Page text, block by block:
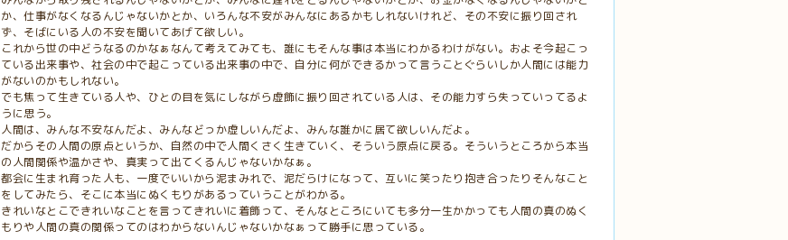
か、仕事がなくなるんじゃないかとか、いろんな不安がみんなにあるかもしれないけれど、その不安に振り回され
ず、そばにいる人の不安を聞いてあげて欲しい。
これから世の中どうなるのかなぁなんて考えてみても、誰にもそんな事は本当にわかるわけがない。およそ今起こっ
ている出来事や、社会の中で起こっている出来事の中で、自分に何ができるかって言うことぐらいしか人間には能力
がないのかもしれない。
でも焦って生きている人や、ひとの目を気にしながら虚飾に振り回されている人は、その能力すら失っていってるよ
うに思う。
人間は、みんな不安なんだよ、みんなどっか虚しいんだよ、みんな誰かに居て欲しいんだよ。
だからその人間の原点というか、自然の中で人間くさく生きていく、そういう原点に戻る。そういうところから本当
の人間関係や温かさや、真実って出てくるんじゃないかなぁ。
都会に生まれ育った人も、一度でいいから泥まみれで、泥だらけになって、互いに笑ったり抱き合ったりそんなこと
をしてみたら、そこに本当にぬくもりがあるっていうことがわかる。
きれいなとこできれいなことを言ってきれいに着飾って、そんなところにいても多分一生かかっても人間の真のぬく
もりや人間の真の関係ってのはわからないんじゃないかなぁって勝手に思っている。